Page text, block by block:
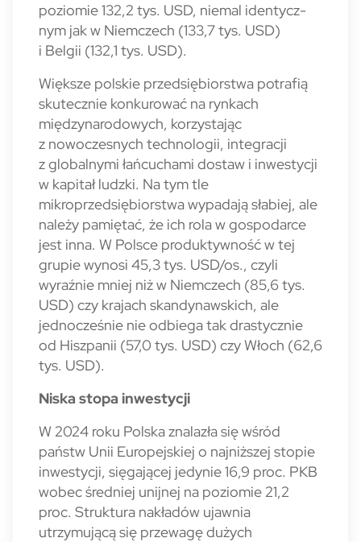
poziomie 132,2 tys. USD, niemal identycz­
nym jak w Niemczech (133,7 tys. USD)
i Belgii (132,1 tys. USD).
Większe polskie przedsiębiorstwa potrafią
skutecznie konku­rować na rynkach
międzynarodowych, ko­rzystając
z nowoczesnych technologii, in­tegracji
z globalnymi łańcuchami dostaw i inwestycji
w kapitał ludzki. Na tym tle
mikroprzedsiębiorstwa wypadają słabiej, ale
należy pamiętać, że ich rola w gospodarce
jest inna. W Polsce pro­duktywność w tej
grupie wynosi 45,3 tys. USD/os., czyli
wyraźnie mniej niż w Niemczech (85,6 tys.
USD) czy krajach skandynawskich, ale
jednocześnie nie odbiega tak drastycznie
od Hiszpanii (57,0 tys. USD) czy Włoch (62,6
tys. USD).
Niska stopa inwestycji
W 2024 roku Polska znalazła się wśród
państw Unii Eu­ropejskiej o najniższej stopie
inwestycji, sięgającej je­dynie 16,9 proc. PKB
wobec średniej unijnej na poziomie 21,2
proc. Struktura nakładów ujawnia
utrzymującą się przewagę dużych